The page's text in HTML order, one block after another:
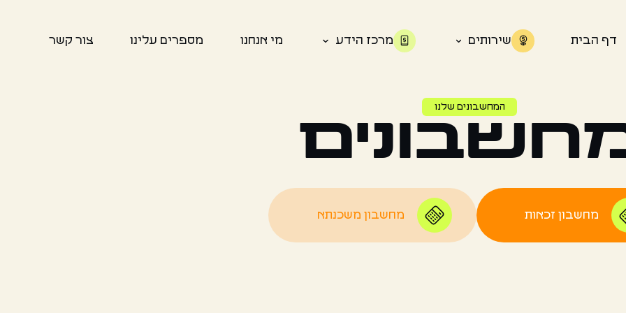
דף הבית שירותים מרכז הידע מי אנחנו מספרים עלינו צור קשר
המחשבונים שלנו
מחשבון זכאות מחשבון משכנתא